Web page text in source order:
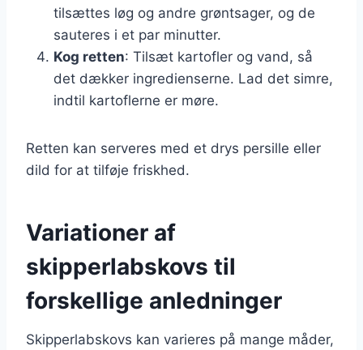
tilsættes løg og andre grøntsager, og de
sauteres i et par minutter.
Kog retten: Tilsæt kartofler og vand, så
det dækker ingredienserne. Lad det simre,
indtil kartoflerne er møre.
Retten kan serveres med et drys persille eller
dild for at tilføje friskhed.
Variationer af
skipperlabskovs til
forskellige anledninger
Skipperlabskovs kan varieres på mange måder,